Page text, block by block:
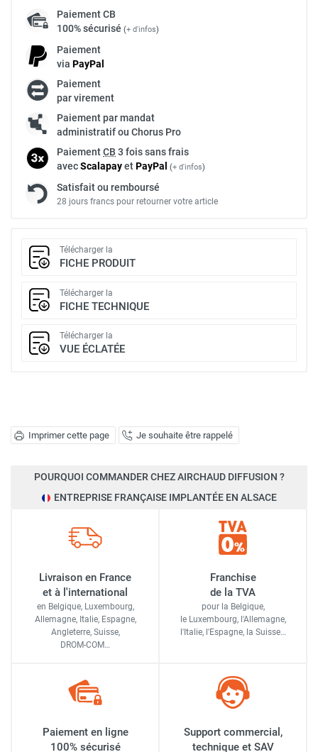
Imprimer cette page Je souhaite être rappelé
PaiementCB
100% sécurisé (+ d'infos)
Paiement
via PayPal
Paiement
par virement
Paiement par mandat
administratif ou Chorus Pro
PaiementCB 3 fois sans frais
avecScalapayetPayPal (+ d'infos)
Satisfait ou remboursé
28 jours francs pour retourner votre article
Télécharger la
FICHE PRODUIT
Télécharger la
FICHE TECHNIQUE
Télécharger la
VUE ÉCLATÉE
POURQUOI COMMANDER CHEZ AIRCHAUD DIFFUSION ?
ENTREPRISE FRANÇAISE IMPLANTÉE EN ALSACE
Livraison en France
et à l'international
en Belgique, Luxembourg,
Allemagne, Italie, Espagne,
Angleterre, Suisse,
DROM-COM…
Franchise
de la TVA
pour la Belgique,
le Luxembourg, l'Allemagne,
l'Italie, l'Espagne, la Suisse…
Paiement en ligne
100% sécurisé
Support commercial,
technique et SAV